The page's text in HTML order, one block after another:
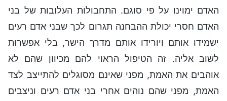
האדם ימוינו על פי סוגם. התחבולות העלובות של בני
האדם חסרי יכולת ההבחנה תגרום לכך שבני אדם רעים
ישמידו אותם ויורידו אותם מדרך הישר, בלי אפשרות
לשוב אליה. זה הטיפול הראוי להם מכיוון שהם לא
אוהבים את האמת, מפני שאינם מסוגלים להתייצב לצד
האמת, מפני שהם נוהים אחרי בני אדם רעים וניצבים